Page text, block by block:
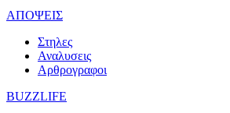
ΑΠΟΨΕΙΣ
Στηλες
Αναλυσεις
Αρθρογραφοι
BUZZLIFE